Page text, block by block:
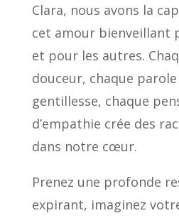
Clara, nous avons la
cet amour bienveillant
et pour les autres.
douceur, chaque
gentillesse, chaque
d’empathie crée des
dans notre cœur.
Prenez une profonde
expirant, imaginez